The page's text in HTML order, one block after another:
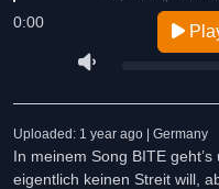
0:00
Uploaded: 1 year ago | Germany
In meinem Song BITE
eigentlich keinen Streit will,